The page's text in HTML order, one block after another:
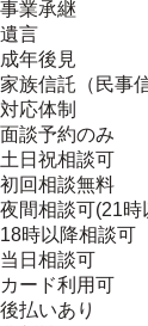
事業承継
遺言
成年後見
家族信託（民事
対応体制
面談予約のみ
土日祝相談可
初回相談無料
夜間相談可(21時
18時以降相談可
当日相談可
カード利用可
後払いあり